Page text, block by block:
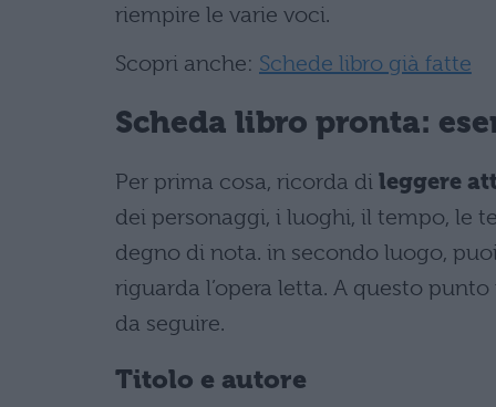
riempire le varie voci.
Scopri anche: Schede libro già fatte
Scheda libro pronta:
Per prima cosa, ricorda di leggere
dei personaggi, i luoghi, il tempo, le
degno di nota. in secondo luogo,
riguarda l’opera letta. A questo
da seguire.
Titolo e autore